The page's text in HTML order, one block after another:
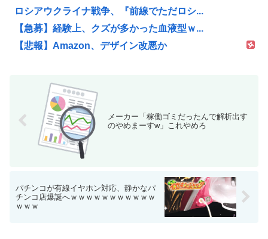
ロシアウクライナ戦争、『前線でただロシ...
【急募】経験上、クズが多かった血液型ｗ...
【悲報】Amazon、デザイン改悪か
メーカー「稼働ゴミだったんで解析出す
のやめまーすw」これやめろ
パチンコが有線イヤホン対応、静かなパ
チンコ店爆誕へｗｗｗｗｗｗｗｗｗｗｗ
ｗｗｗ